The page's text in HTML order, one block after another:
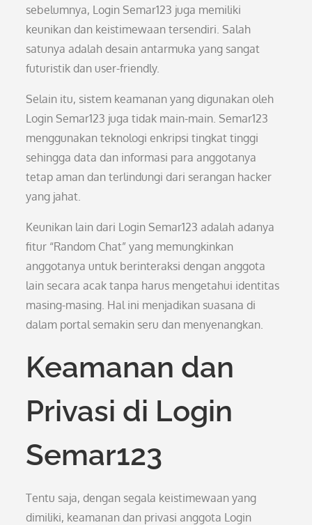
sebelumnya, Login Semar123 juga memiliki
keunikan dan keistimewaan tersendiri. Salah
satunya adalah desain antarmuka yang sangat
futuristik dan user-friendly.
Selain itu, sistem keamanan yang digunakan oleh
Login Semar123 juga tidak main-main. Semar123
menggunakan teknologi enkripsi tingkat tinggi
sehingga data dan informasi para anggotanya
tetap aman dan terlindungi dari serangan hacker
yang jahat.
Keunikan lain dari Login Semar123 adalah adanya
fitur “Random Chat” yang memungkinkan
anggotanya untuk berinteraksi dengan anggota
lain secara acak tanpa harus mengetahui identitas
masing-masing. Hal ini menjadikan suasana di
dalam portal semakin seru dan menyenangkan.
Keamanan dan
Privasi di Login
Semar123
Tentu saja, dengan segala keistimewaan yang
dimiliki, keamanan dan privasi anggota Login